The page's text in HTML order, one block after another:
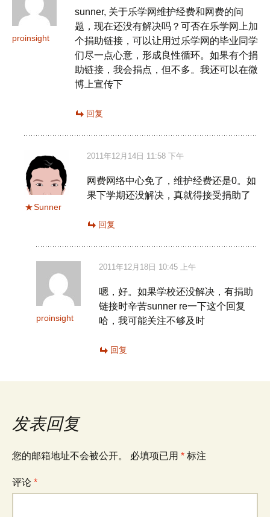
proinsight
sunner, 关于乐学网维护经费和网费的问
题，现在还没有解决吗？可否在乐学网上加
个捐助链接，可以让用过乐学网的毕业同学
们尽一点心意，形成良性循环。如果有个捐
助链接，我会捐点，但不多。我还可以在微
博上宣传下
回复
Sunner
2011年12月14日 11:58 下午
网费网络中心免了，维护经费还是0。如
果下学期还没解决，真就得接受捐助了
回复
proinsight
2011年12月18日 10:45 上午
嗯，好。如果学校还没解决，有捐助
链接时辛苦sunner re一下这个回复
哈，我可能关注不够及时
回复
发表回复
您的邮箱地址不会被公开。 必填项已用 * 标注
评论 *